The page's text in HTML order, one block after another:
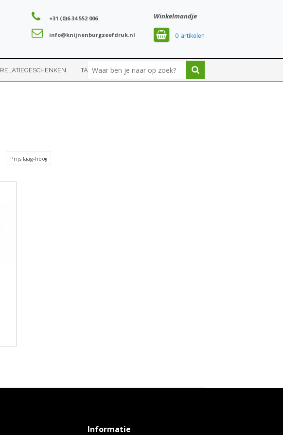
Winkelmandje
0
+31 (0)6 34 552 006
info@knijnenburgzeefdruk.nl
RELATIEGESCHENKEN TASSEN SPORT
Informatie